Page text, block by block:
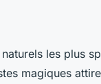
les plus
magiques